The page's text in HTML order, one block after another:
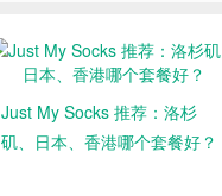
Just My Socks 推荐：洛杉
矶、日本、香港哪个套餐好？